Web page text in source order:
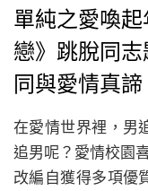
單純之愛喚
戀》跳脫同
同與愛情真諦
在愛情世界裡，男
追男呢？愛情校園
改編自獲得多項優